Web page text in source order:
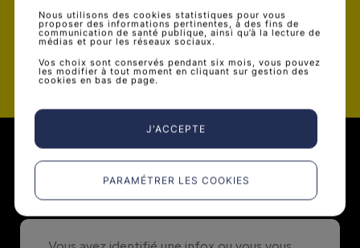
Valider
Soumettre une infox
0 / 500
Nous utilisons des cookies statistiques pour vous
proposer des informations pertinentes, à des fins de
communication de santé publique, ainsi qu’à la lecture de
médias et pour les réseaux sociaux.
Vos choix sont conservés pendant six mois, vous pouvez
les modifier à tout moment en cliquant sur gestion des
cookies en bas de page.
J'ACCEPTE
PARAMÉTRER LES COOKIES